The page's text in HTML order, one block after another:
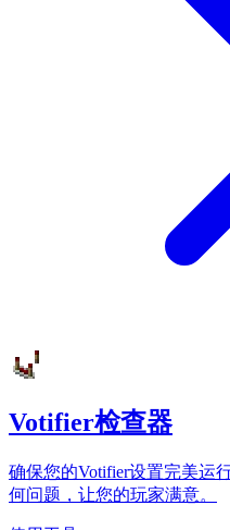
Votifier检查器
确保您的Votifier设置完美运
何问题，让您的玩家满意。